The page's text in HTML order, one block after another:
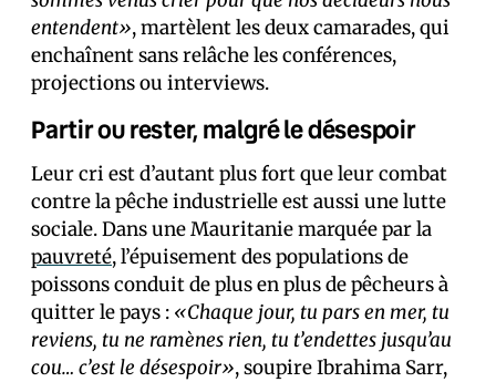
entendent», martèlent les deux camarades, qui
enchaînent sans relâche les conférences,
projections ou interviews.
Partir ou rester, malgré le désespoir
Leur cri est d’autant plus fort que leur combat
contre la pêche industrielle est aussi une lutte
sociale. Dans une Mauritanie marquée par la
pauvreté, l’épuisement des populations de
poissons conduit de plus en plus de pêcheurs à
quitter le pays : «Chaque jour, tu pars en mer, tu
reviens, tu ne ramènes rien, tu t’endettes jusqu’au
cou… c’est le désespoir», soupire Ibrahima Sarr,